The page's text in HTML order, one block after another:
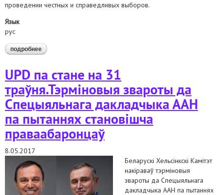
проведении честных и справедливых выборов.
Язык
рус
подробнее о насилие, угрозы, задержания. правозащитники обратились
к спецдокладчикам оон
UPD па стане на 31
траўня.Тэрміновыя звароты да
Спецыяльнага дакладчыка ААН
па пытаннях становішча
праваабаронцаў
8.05.2017
Беларускі Хельсінкскі Камітэт
накіраваў тэрміновыя
звароты да Спецыяльнага
дакладчыка ААН па пытаннях